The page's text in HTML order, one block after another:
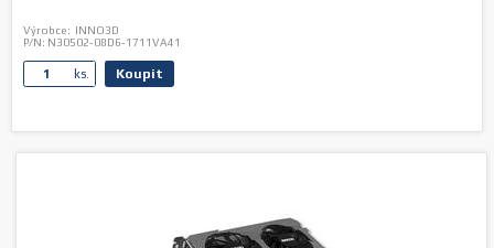
Výrobce: INNO3D
P/N: N30502-08D6-1711VA41
ks. Koupit